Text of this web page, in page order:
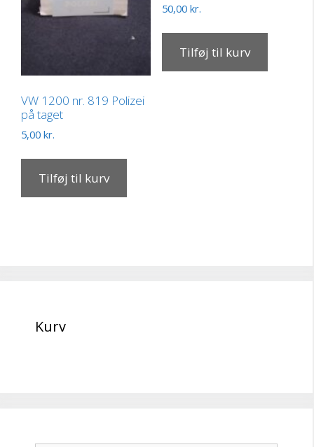
VW 1200 nr. 819 Polizei
på taget
5,00 kr.
Tilføj til kurv
50,00 kr.
Tilføj til kurv
Kurv